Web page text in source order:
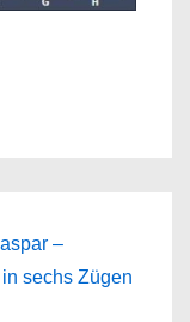
–
sechs Zügen